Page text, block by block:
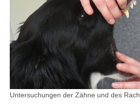
Untersuchungen der Zähne und des